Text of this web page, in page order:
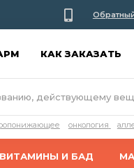
КАК ЗАКАЗАТЬ
онкология
ВИТАМИНЫ И БАД